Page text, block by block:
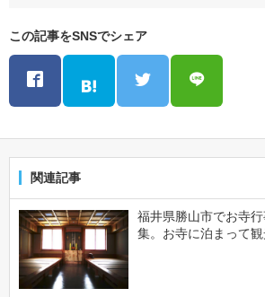
この記事をSNSでシェア
関連記事
福井県勝山市でお寺
集。お寺に泊まって観